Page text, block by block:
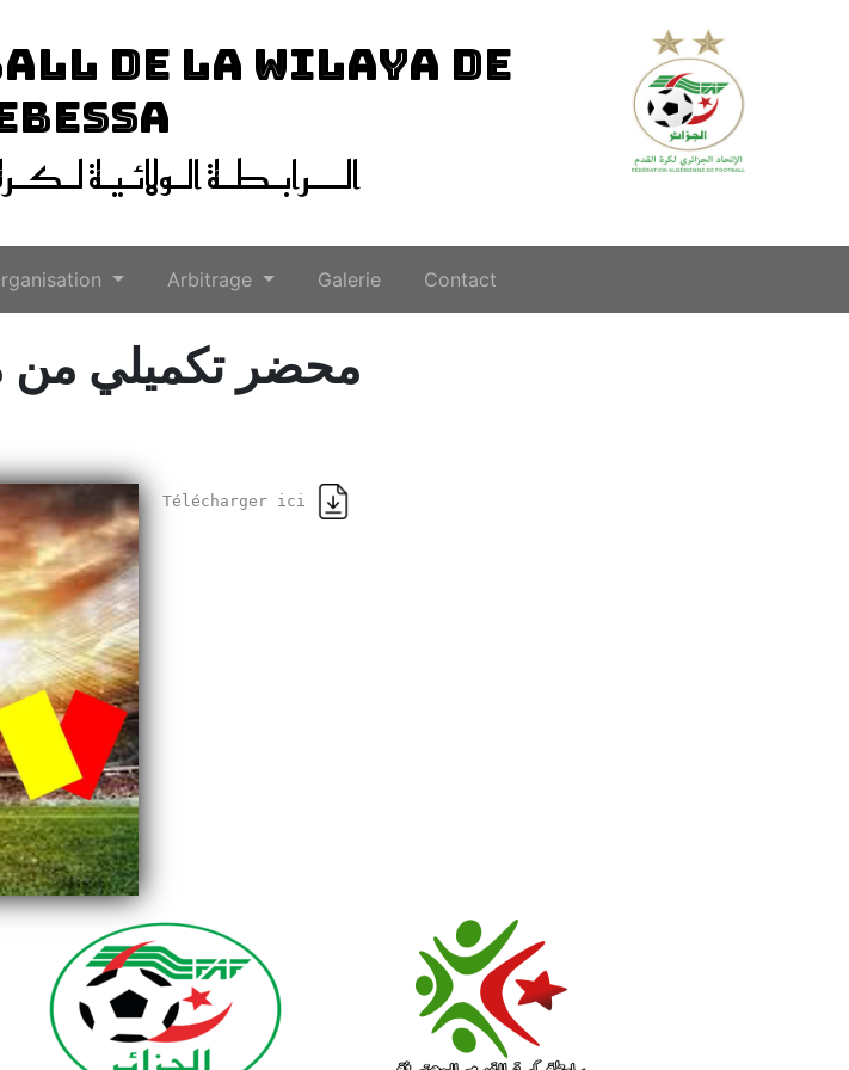
DE LA WILAYA DE
الـــرابـطـة الـولائـيـة
Arbitrage Galerie Contact
محضر تكميلي من
Télécharger ici